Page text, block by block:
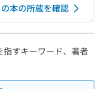
の本の所蔵を確認
指すキーワード、著者